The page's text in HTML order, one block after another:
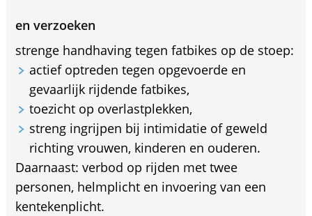
en verzoeken
strenge handhaving tegen fatbikes op de stoep:
actief optreden tegen opgevoerde en
gevaarlijk rijdende fatbikes,
toezicht op overlastplekken,
streng ingrijpen bij intimidatie of geweld
richting vrouwen, kinderen en ouderen.
Daarnaast: verbod op rijden met twee
personen, helmplicht en invoering van een
kentekenplicht.